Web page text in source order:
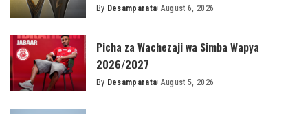
Posted
By Desamparata August 6, 2026
Picha za Wachezaji wa Simba Wapya
2026/2027
Posted
By Desamparata August 5, 2026